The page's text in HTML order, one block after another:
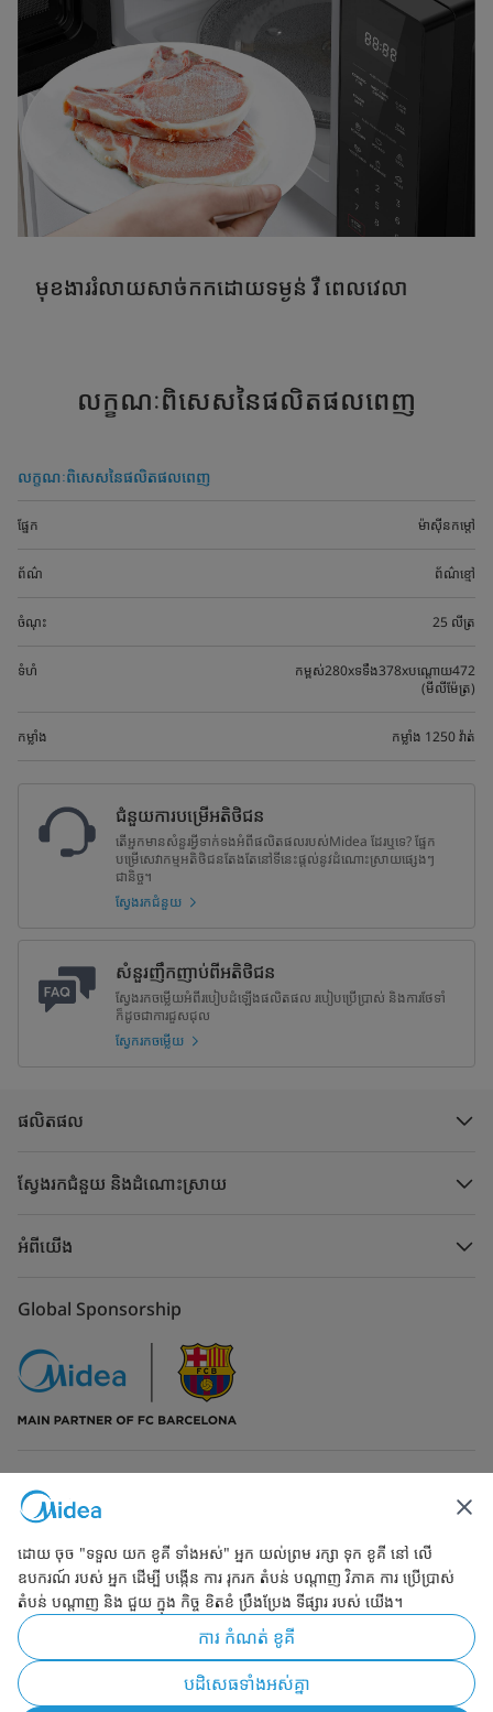
មុខងាររំលាយសាច់កកដោយទម្ងន់ រឺ ពេលវេលា
លក្ខណៈពិសេសនៃផលិតផលពេញ
លក្ខណៈពិសេសនៃផលិតផលពេញ
ផ្នែក ម៉ាស៊ីនកម្តៅ
ព័ណ៌ ព័ណ៌ខ្មៅ
ចំណុះ 25 លីត្រ
ទំហំ
កម្ពស់280xទទឹង378xបណ្តោយ472
(មីលីម៉ែត្រ)
កម្លាំង កម្លាំង 1250 វ៉ាត់
ជំនួយការបម្រើអតិថិជន
តើអ្នកមានសំនួរអ្វីទាក់ទងអំពីផលិតផលរបស់Midea ដែរឬទេ? ផ្នែក
បម្រើសេវាកម្មអតិថិជនតែងតែនៅទីនេះផ្តល់នូវដំណោះស្រាយផ្សេងៗ
ជានិច្ច។
ស្វែងរកជំនួយ
សំនួរញឹកញាប់ពីអតិថិជន
ស្វែងរកចម្លើយអំពីរបៀបដំឡើងផលិតផល របៀបប្រើប្រាស់ និងការថែទាំ
ក៏ដូចជាការជួសជុល
ស្វែករកចម្លើយ
ផលិតផល
ស្វែងរកជំនួយ និងដំណោះស្រាយ
អំពីយើង
Global Sponsorship
ទំនាក់ទំនងមកកាន់យើង
Simply ideal
រក្សាកម្មសិទ្ធ 2026 ដោយMidea. ក្រុមហ៊ុនសូមរក្សាកម្មសិទ្ធក្នុងការកែប្រែ
ដោយ ចុច "ទទួល យក ខូគី ទាំងអស់" អ្នក យល់ព្រម រក្សា ទុក ខូគី នៅ លើ
ឧបករណ៍ របស់ អ្នក ដើម្បី បង្កើន ការ រុករក តំបន់ បណ្ដាញ វិភាគ ការ ប្រើប្រាស់
តំបន់ បណ្ដាញ និង ជួយ ក្នុង កិច្ច ខិតខំ ប្រឹងប្រែង ទីផ្សារ របស់ យើង។
ការ កំណត់ ខូគី
បដិសេធទាំងអស់គ្នា